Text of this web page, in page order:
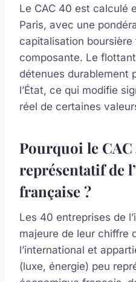
Le CAC 40 est calculé
Paris, avec une
capitalisation
composante. Le
détenues durablement
l’État, ce qui modifie
réel de certaines
Pourquoi le CAC
représentatif de
française ?
Les 40 entreprises de
majeure de leur chiffre
l’international et
(luxe, énergie) peu